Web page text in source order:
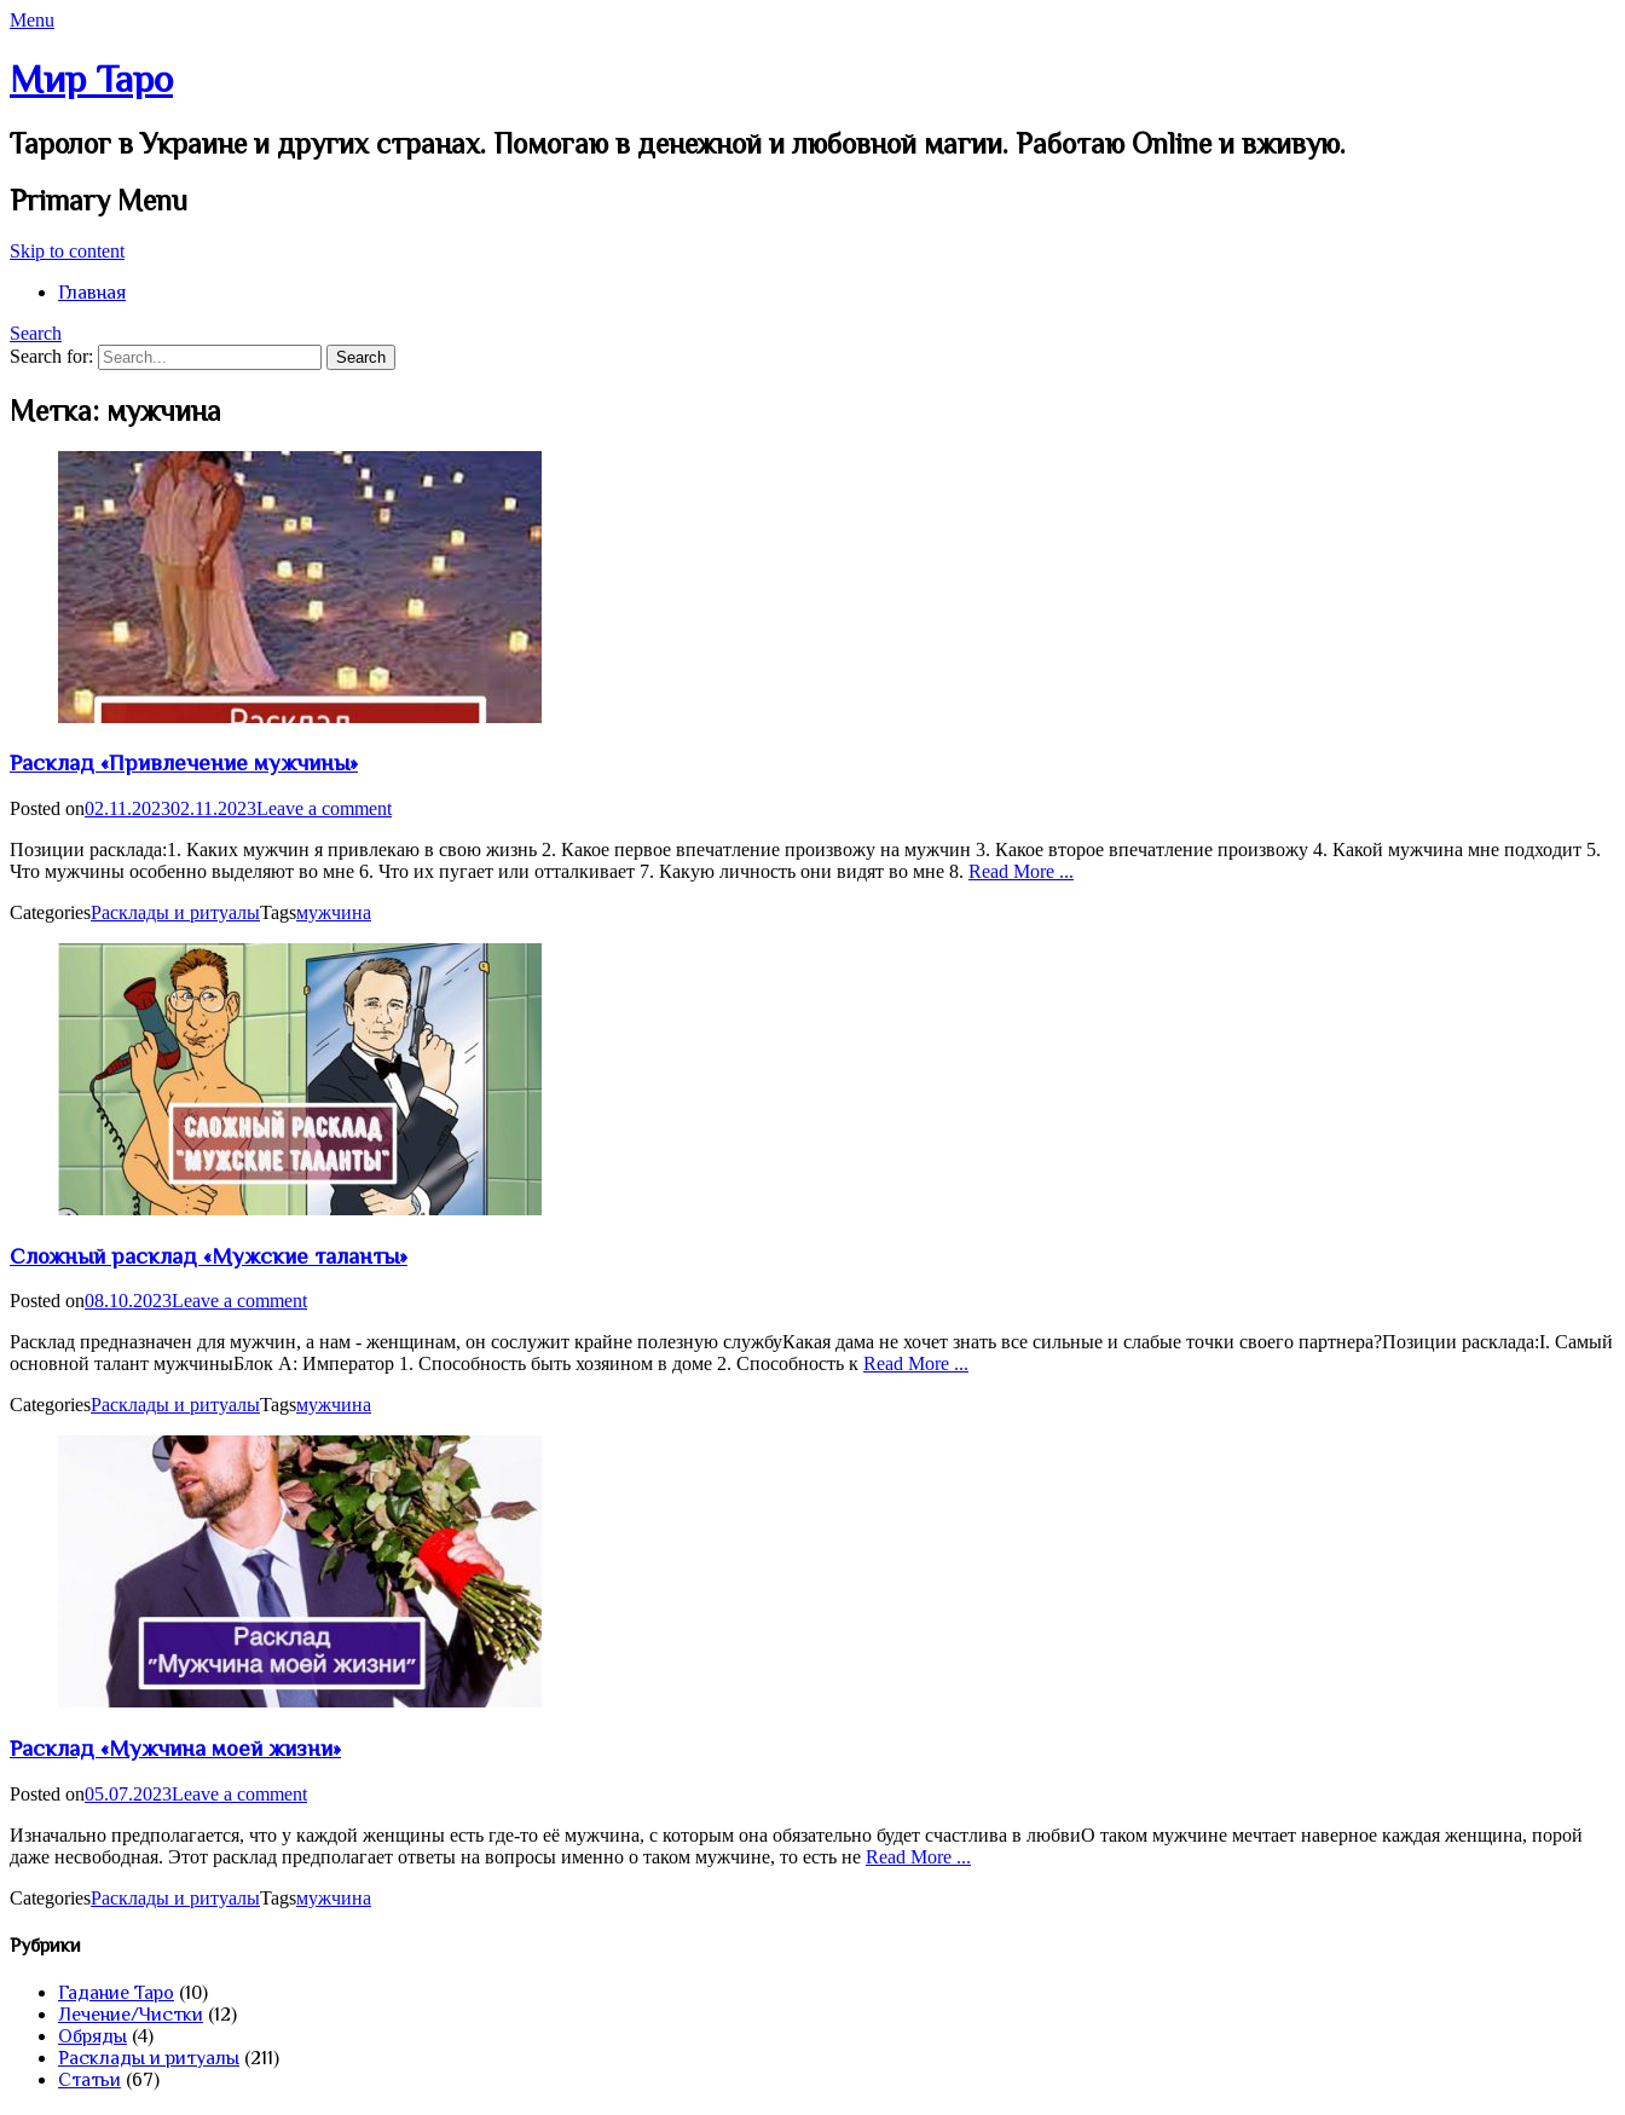
Menu
Мир Таро
Таролог в Украине и других странах. Помогаю в денежной и любовной магии. Работаю Online и вживую.
Primary Menu
Skip to content
Главная
Search
Search for:
Метка: мужчина
Расклад «Привлечение мужчины»
Posted on02.11.202302.11.2023Leave a comment
Позиции расклада:1. Каких мужчин я привлекаю в свою жизнь 2. Какое первое впечатление произвожу на мужчин 3. Какое второе впечатление произвожу 4. Какой мужчина мне подходит 5.
Что мужчины особенно выделяют во мне 6. Что их пугает или отталкивает 7. Какую личность они видят во мне 8. Read More ...
CategoriesРасклады и ритуалыTagsмужчина
Сложный расклад «Мужские таланты»
Posted on08.10.2023Leave a comment
Расклад предназначен для мужчин, а нам - женщинам, он сослужит крайне полезную службуКакая дама не хочет знать все сильные и слабые точки своего партнера?Позиции расклада:I. Самый
основной талант мужчиныБлок А: Император 1. Способность быть хозяином в доме 2. Способность к Read More ...
CategoriesРасклады и ритуалыTagsмужчина
Расклад «Мужчина моей жизни»
Posted on05.07.2023Leave a comment
Изначально предполагается, что у каждой женщины есть где-то её мужчина, с которым она обязательно будет счастлива в любвиО таком мужчине мечтает наверное каждая женщина, порой
даже несвободная. Этот расклад предполагает ответы на вопросы именно о таком мужчине, то есть не Read More ...
CategoriesРасклады и ритуалыTagsмужчина
Рубрики
Гадание Таро (10)
Лечение/Чистки (12)
Обряды (4)
Расклады и ритуалы (211)
Статьи (67)